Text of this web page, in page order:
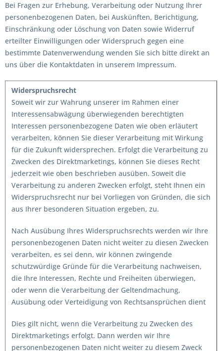
Bei Fragen zur Erhebung, Verarbeitung oder Nutzung Ihrer
personenbezogenen Daten, bei Auskünften, Berichtigung,
Einschränkung oder Löschung von Daten sowie Widerruf
erteilter Einwilligungen oder Widerspruch gegen eine
bestimmte Datenverwendung wenden Sie sich bitte direkt an
uns über die Kontaktdaten in unserem Impressum.
Widerspruchsrecht
Soweit wir zur Wahrung unserer im Rahmen einer
Interessensabwägung überwiegenden berechtigten
Interessen personenbezogene Daten wie oben erläutert
verarbeiten, können Sie dieser Verarbeitung mit Wirkung
für die Zukunft widersprechen. Erfolgt die Verarbeitung zu
Zwecken des Direktmarketings, können Sie dieses Recht
jederzeit wie oben beschrieben ausüben. Soweit die
Verarbeitung zu anderen Zwecken erfolgt, steht Ihnen ein
Widerspruchsrecht nur bei Vorliegen von Gründen, die sich
aus Ihrer besonderen Situation ergeben, zu.
Nach Ausübung Ihres Widerspruchsrechts werden wir Ihre
personenbezogenen Daten nicht weiter zu diesen Zwecken
verarbeiten, es sei denn, wir können zwingende
schutzwürdige Gründe für die Verarbeitung nachweisen,
die Ihre Interessen, Rechte und Freiheiten überwiegen,
oder wenn die Verarbeitung der Geltendmachung,
Ausübung oder Verteidigung von Rechtsansprüchen dient
Dies gilt nicht, wenn die Verarbeitung zu Zwecken des
Direktmarketings erfolgt. Dann werden wir Ihre
personenbezogenen Daten nicht weiter zu diesem Zweck